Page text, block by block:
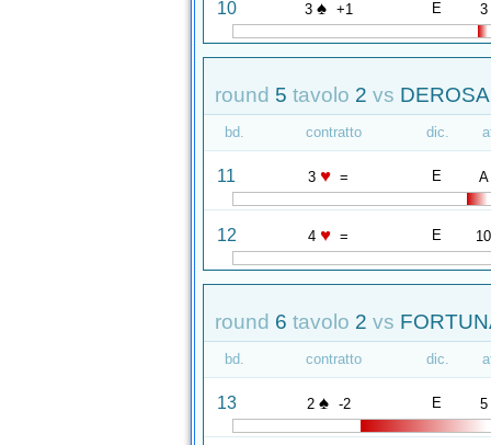
10 3 ♠ +1 E 3
round 5 tavolo 2 vs
bd. contratto dic.
11 3 ♥ = E A
12 4 ♥ = E 10
round 6 tavolo 2 vs
bd. contratto dic.
13 2 ♠ -2 E 5